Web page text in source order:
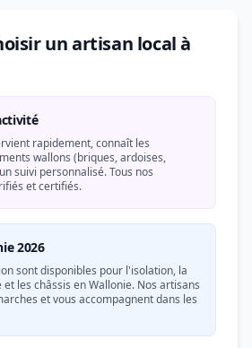
un artisan local à
rapidement, connaît les
wallons (briques, ardoises,
suivi personnalisé. Tous nos
et certifiés.
2026
sont disponibles pour l'isolation, la
les châssis en Wallonie. Nos artisans
et vous accompagnent dans les